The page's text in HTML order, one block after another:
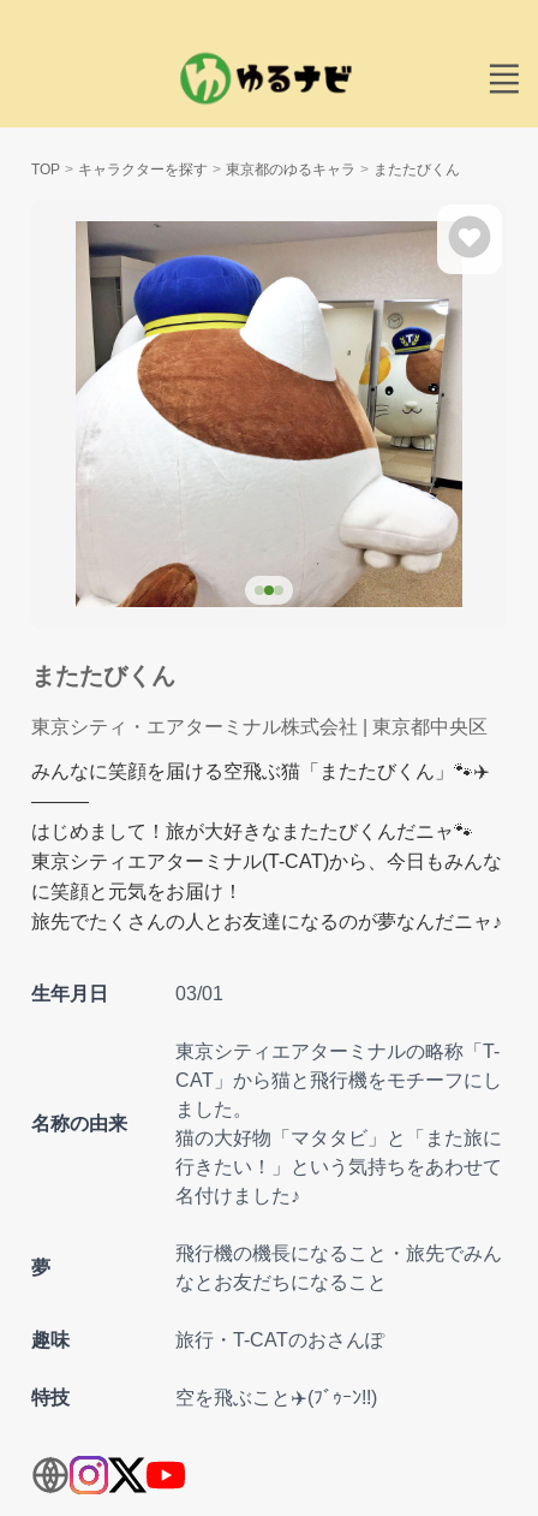
TOP キャラクターを探す 東京都のゆるキャラ またたびくん
またたびくん
東京シティ・エアターミナル株式会社 | 東京都中央区
みんなに笑顔を届ける空飛ぶ猫「またたびくん」🐾✈️
―――
はじめまして！旅が大好きなまたたびくんだニャ🐾
東京シティエアターミナル(T-CAT)から、今日もみんな
に笑顔と元気をお届け！
旅先でたくさんの人とお友達になるのが夢なんだニャ♪
生年月日 03/01
名称の由来
東京シティエアターミナルの略称「T-
CAT」から猫と飛行機をモチーフにし
ました。
猫の大好物「マタタビ」と「また旅に
行きたい！」という気持ちをあわせて
名付けました♪
夢
飛行機の機長になること・旅先でみん
なとお友だちになること
趣味 旅行・T-CATのおさんぽ
特技 空を飛ぶこと✈️(ﾌﾞｩｰﾝ!!)